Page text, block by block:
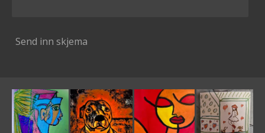
Send inn skjema